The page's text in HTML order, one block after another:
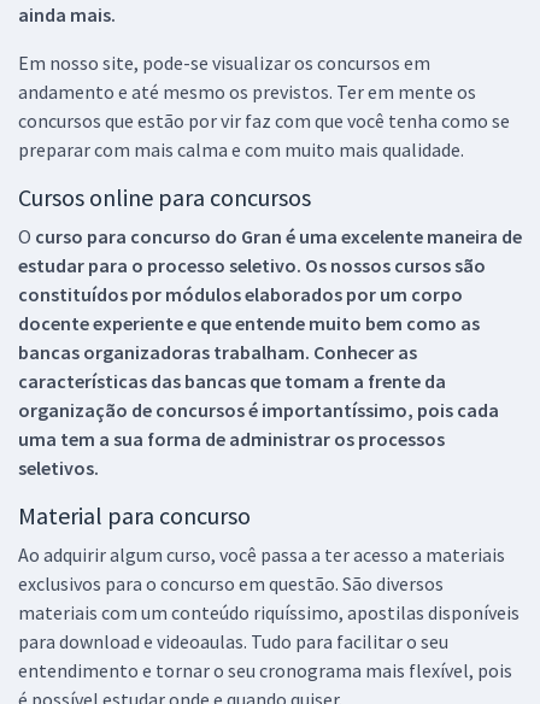
ainda mais.
Em nosso site, pode-se visualizar os concursos em
andamento e até mesmo os previstos. Ter em mente os
concursos que estão por vir faz com que você tenha como se
preparar com mais calma e com muito mais qualidade.
Cursos online para concursos
O curso para concurso do Gran é uma excelente maneira de
estudar para o processo seletivo. Os nossos cursos são
constituídos por módulos elaborados por um corpo
docente experiente e que entende muito bem como as
bancas organizadoras trabalham. Conhecer as
características das bancas que tomam a frente da
organização de concursos é importantíssimo, pois cada
uma tem a sua forma de administrar os processos
seletivos.
Material para concurso
Ao adquirir algum curso, você passa a ter acesso a materiais
exclusivos para o concurso em questão. São diversos
materiais com um conteúdo riquíssimo, apostilas disponíveis
para download e videoaulas. Tudo para facilitar o seu
entendimento e tornar o seu cronograma mais flexível, pois
é possível estudar onde e quando quiser.